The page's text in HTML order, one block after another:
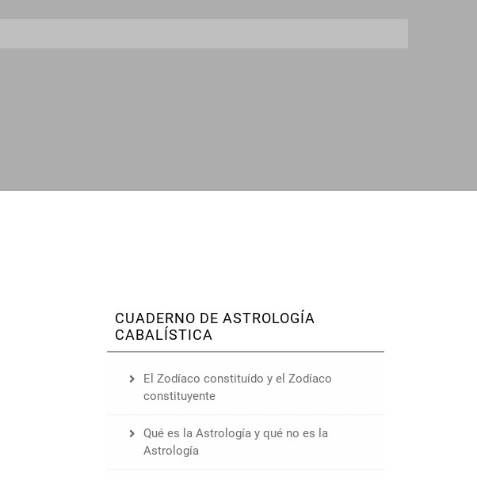
CUADERNO DE ASTROLOGÍA
CABALÍSTICA
El Zodíaco constituído y el Zodíaco
constituyente
Qué es la Astrología y qué no es la
Astrología